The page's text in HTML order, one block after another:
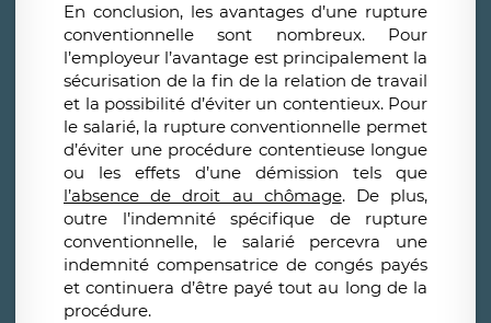
En conclusion, les avantages d’une rupture
conventionnelle sont nombreux. Pour
l’employeur l’avantage est principalement la
sécurisation de la fin de la relation de travail
et la possibilité d’éviter un contentieux. Pour
le salarié, la rupture conventionnelle permet
d’éviter une procédure contentieuse longue
ou les effets d’une démission tels que
l’absence de droit au chômage. De plus,
outre l’indemnité spécifique de rupture
conventionnelle, le salarié percevra une
indemnité compensatrice de congés payés
et continuera d’être payé tout au long de la
procédure.